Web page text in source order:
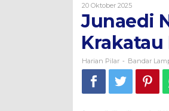
20 Oktober 2025Oleh
Harian
Pilar
Junaedi
Krakatau
Harian Pilar - Bandar